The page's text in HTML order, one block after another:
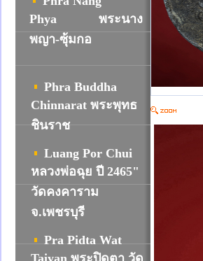
Phya
พระนาง
พญา-ซุ้มกอ
Phra Buddha
Chinnarat พระพุทธ
ชินราช
Luang Por Chui
หลวงพ่อฉุย ปี 2465"
วัดคงคาราม
จ.เพชรบุรี
Pra Pidta Wat
Taiyan พระปิดตา วัด